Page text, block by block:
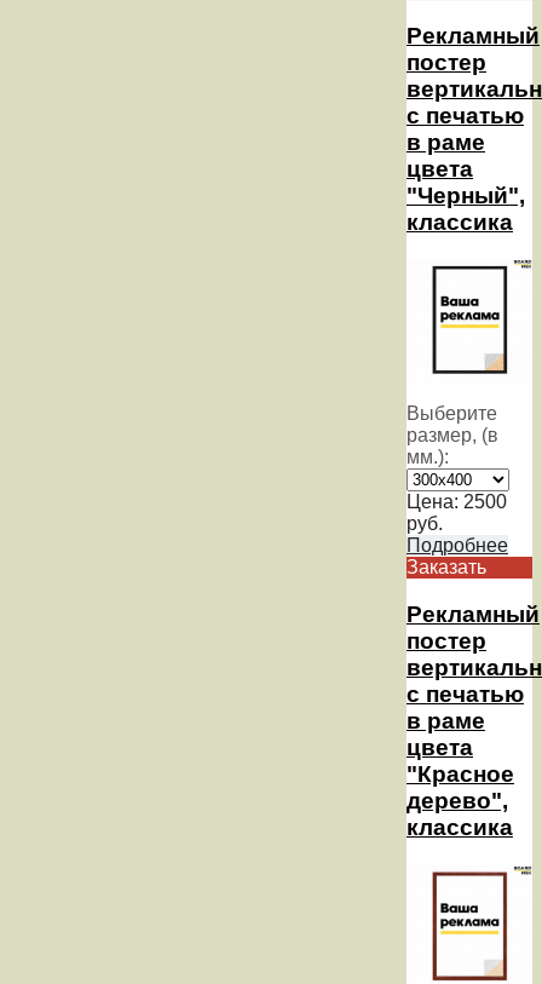
Рекламный
постер
с печатью
в раме
цвета
"Черный",
классика
Выберите
размер, (в
мм.):
Цена: 2500
руб.
Подробнее
Заказать
Рекламный
постер
с печатью
в раме
цвета
"Красное
дерево",
классика